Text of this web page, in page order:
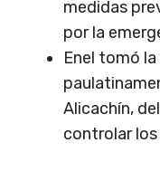
medidas
por la
Enel tomó
Alicachín,
controlar